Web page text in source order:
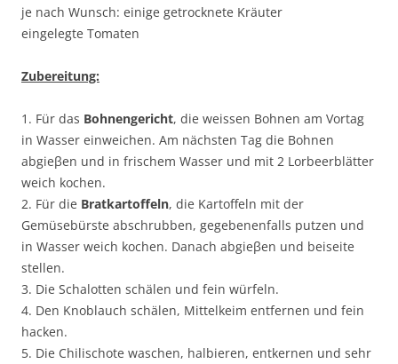
je nach Wunsch: einige getrocknete Kräuter
eingelegte Tomaten
Zubereitung:
1. Für das Bohnengericht, die weissen Bohnen am Vortag
in Wasser einweichen. Am nächsten Tag die Bohnen
abgieβen und in frischem Wasser und mit 2 Lorbeerblätter
weich kochen.
2. Für die Bratkartoffeln, die Kartoffeln mit der
Gemüsebürste abschrubben, gegebenenfalls putzen und
in Wasser weich kochen. Danach abgieβen und beiseite
stellen.
3. Die Schalotten schälen und fein würfeln.
4. Den Knoblauch schälen, Mittelkeim entfernen und fein
hacken.
5. Die Chilischote waschen, halbieren, entkernen und sehr